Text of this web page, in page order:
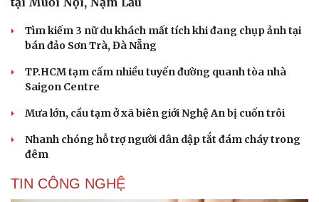
Tìm kiếm 3 nữ du khách mất tích khi đang chụp ảnh tại
bán đảo Sơn Trà, Đà Nẵng
TP.HCM tạm cấm nhiều tuyến đường quanh tòa nhà
Saigon Centre
Mưa lớn, cầu tạm ở xã biên giới Nghệ An bị cuốn trôi
Nhanh chóng hỗ trợ người dân dập tắt đám cháy trong
đêm
TIN CÔNG NGHỆ